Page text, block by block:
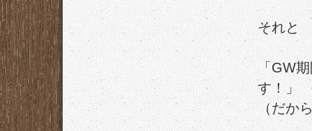
それと
「GW
す！」
（だか